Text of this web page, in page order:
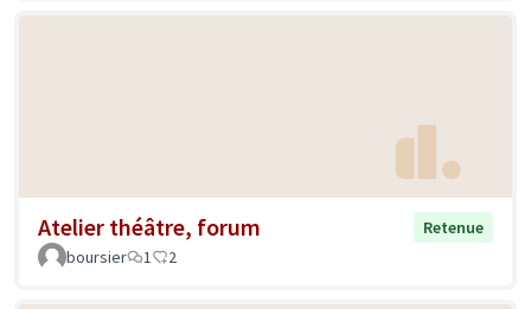
Atelier théâtre, forum
Retenue
boursier
1 2